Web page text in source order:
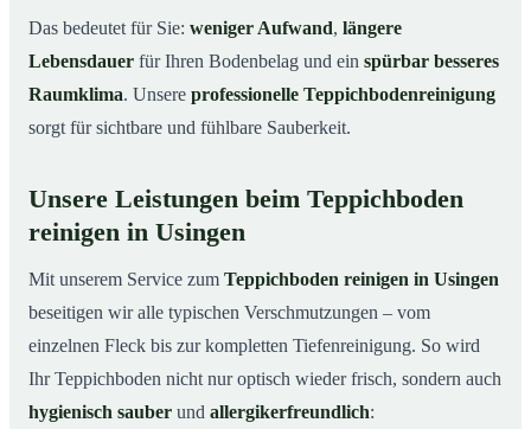
So reinigen unsere Profis Teppichböden in Usingen
Das bedeutet für Sie: weniger Aufwand, längere
Lebensdauer für Ihren Bodenbelag und ein spürbar besseres
Raumklima. Unsere professionelle Teppichbodenreinigung
sorgt für sichtbare und fühlbare Sauberkeit.
Unsere Leistungen beim Teppichboden
reinigen in Usingen
Mit unserem Service zum Teppichboden reinigen in Usingen
beseitigen wir alle typischen Verschmutzungen – vom
einzelnen Fleck bis zur kompletten Tiefenreinigung. So wird
Ihr Teppichboden nicht nur optisch wieder frisch, sondern auch
hygienisch sauber und allergikerfreundlich: